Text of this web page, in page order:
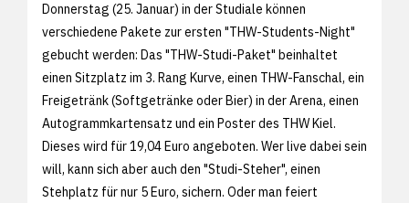
Donnerstag (25. Januar) in der Studiale können
verschiedene Pakete zur ersten "THW-Students-Night"
gebucht werden: Das "THW-Studi-Paket" beinhaltet
einen Sitzplatz im 3. Rang Kurve, einen THW-Fanschal, ein
Freigetränk (Softgetränke oder Bier) in der Arena, einen
Autogrammkartensatz und ein Poster des THW Kiel.
Dieses wird für 19,04 Euro angeboten. Wer live dabei sein
will, kann sich aber auch den "Studi-Steher", einen
Stehplatz für nur 5 Euro, sichern. Oder man feiert